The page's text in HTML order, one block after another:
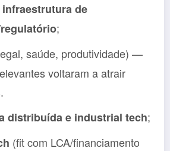
infraestrutura de
;
saúde, produtividade) —
voltaram a atrair
distribuída e industrial tech;
(fit com LCA/financiamento